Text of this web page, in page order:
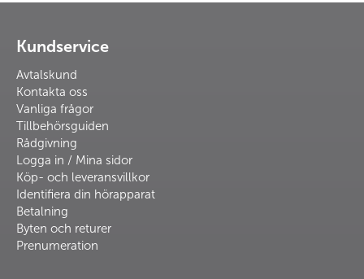
Kundservice
Avtalskund
Kontakta oss
Vanliga frågor
Tillbehörsguiden
Rådgivning
Logga in / Mina sidor
Köp- och leveransvillkor
Identifiera din hörapparat
Betalning
Byten och returer
Prenumeration